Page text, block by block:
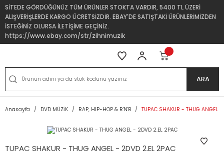
SİTEDE GÖRDÜĞÜNÜZ TÜM ÜRÜNLER STOKTA VARDIR, 5400 TL ÜZERİ
ALIŞVERİŞLERDE KARGO ÜCRETSİZDİR. EBAY'DE SATIŞTAKİ ÜRÜNLERİMİZDEN
İSTEĞİNİZ OLURSA İLETİŞİME GEÇİNİZ.
https://www.ebay.com/str/zihnimuzik
ARA
Anasayfa DVD MÜZİK RAP, HIP-HOP & R'N'B TUPAC SHAKUR - THUG ANGEL
TUPAC SHAKUR - THUG ANGEL - 2DVD 2.EL 2PAC